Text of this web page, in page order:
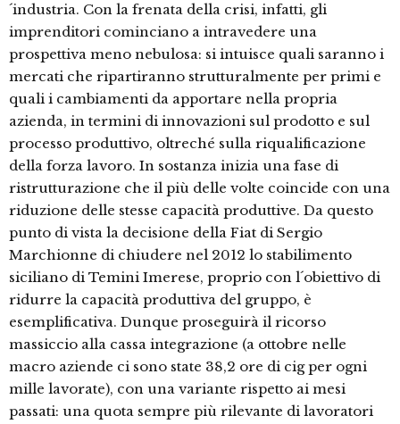
´industria. Con la frenata della crisi, infatti, gli
imprenditori cominciano a intravedere una
prospettiva meno nebulosa: si intuisce quali saranno i
mercati che ripartiranno strutturalmente per primi e
quali i cambiamenti da apportare nella propria
azienda, in termini di innovazioni sul prodotto e sul
processo produttivo, oltreché sulla riqualificazione
della forza lavoro. In sostanza inizia una fase di
ristrutturazione che il più delle volte coincide con una
riduzione delle stesse capacità produttive. Da questo
punto di vista la decisione della Fiat di Sergio
Marchionne di chiudere nel 2012 lo stabilimento
siciliano di Temini Imerese, proprio con l´obiettivo di
ridurre la capacità produttiva del gruppo, è
esemplificativa. Dunque proseguirà il ricorso
massiccio alla cassa integrazione (a ottobre nelle
macro aziende ci sono state 38,2 ore di cig per ogni
mille lavorate), con una variante rispetto ai mesi
passati: una quota sempre più rilevante di lavoratori